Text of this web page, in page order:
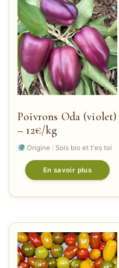
Poivrons Oda (violet)
– 12€/kg
Origine : Sois bio et t'es toi
En savoir plus